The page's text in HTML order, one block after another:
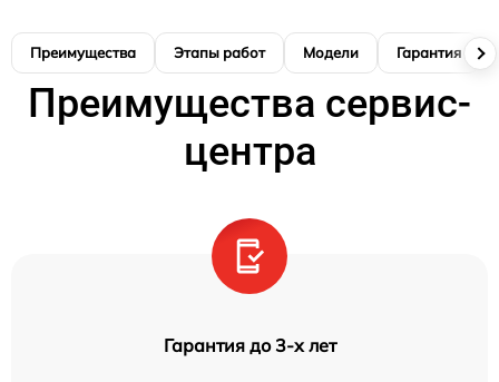
Преимущества Этапы работ Модели Гарантия
Преимущества сервис-
центра
Гарантия до 3-х лет